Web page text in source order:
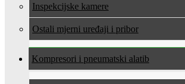
Inspekcijske kamere
Ostali mjerni uređaji i pribor
Kompresori i pneumatski alati